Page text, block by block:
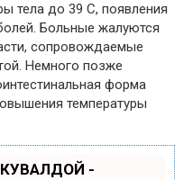
тела до 39 С, появления
Больные жалуются
сопровождаемые
Немного позже
форма
температуры
КУВАЛДОЙ -